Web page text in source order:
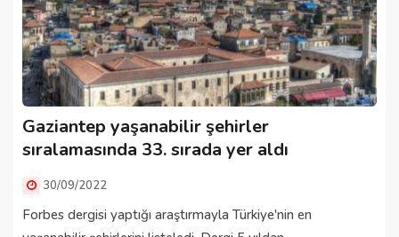
Gaziantep yaşanabilir şehirler
sıralamasında 33. sırada yer aldı
30/09/2022
Forbes dergisi yaptığı araştırmayla Türkiye'nin en